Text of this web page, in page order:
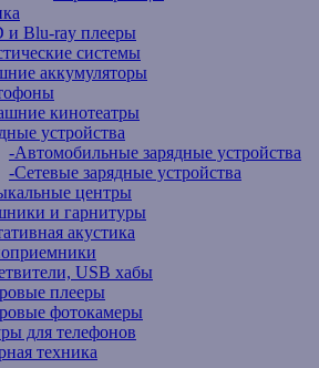
и Blu-ray плееры
системы
аккумуляторы
кинотеатры
устройства
-Автомобильные зарядные устройства
-Сетевые зарядные устройства
центры
и гарнитуры
акустика
USB хабы
плееры
фотокамеры
для телефонов
техника